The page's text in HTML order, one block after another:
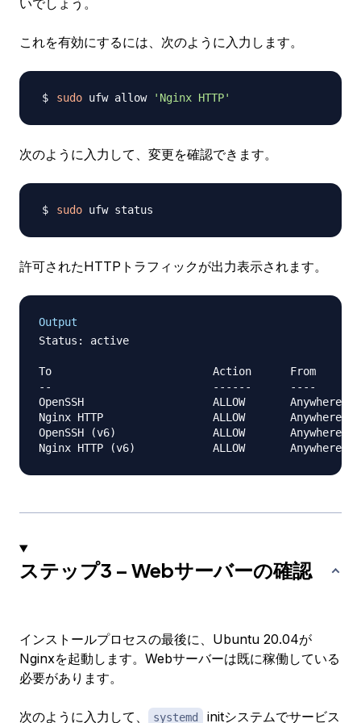
いでしょう。
これを有効にするには、次のように入力します。
sudo ufw allow 'Nginx HTTP'
次のように入力して、変更を確認できます。
sudo
許可されたHTTPトラフィックが出力表示されます。
Output
Status: active
To                         Action      From
--                         ------      ----
OpenSSH                    ALLOW
Nginx HTTP                 ALLOW
OpenSSH (v6)               ALLOW
ステップ3 – Webサーバーの確認
インストールプロセスの最後に、Ubuntu 20.04が
Nginxを起動します。Webサーバーは既に稼働している
必要があります。
次のように入力して、 systemd initシステムでサービス